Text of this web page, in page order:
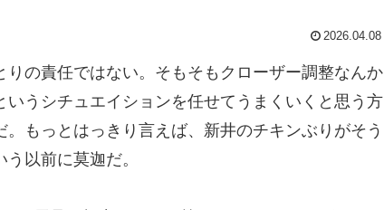
2026.04.08
の責任ではない。そもそもクローザー調整なんか
うシチュエイションを任せてうまくいくと思う方
もっとはっきり言えば、新井のチキンぶりがそう
以前に莫迦だ。